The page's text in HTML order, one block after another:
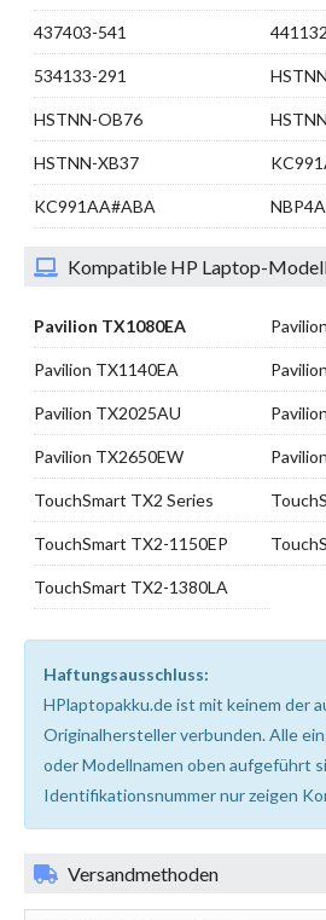
437403-541
534133-291
HSTNN-OB76
HSTNN-XB37
KC991AA#ABA
Kompatible HP Laptop-
Pavilion TX1080EA
Pavilion TX1140EA
Pavilion TX2025AU
Pavilion TX2650EW
TouchSmart TX2 Series
TouchSmart TX2-1150EP
TouchSmart TX2-1380LA
Haftungsausschluss:
HPlaptopakku.de ist mit keinem der
Originalhersteller verbunden. Alle
oder Modellnamen oben aufgeführt
Identifikationsnummer nur zeigen
Versandmethoden